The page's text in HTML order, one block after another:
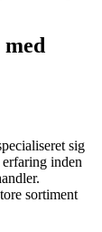
sig
inden
sortiment